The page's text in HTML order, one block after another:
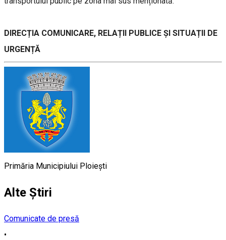
DIRECȚIA COMUNICARE, RELAȚII PUBLICE ȘI SITUAȚII DE
URGENȚĂ
Primăria Municipiului Ploiești
Alte Știri
Comunicate de presă
•